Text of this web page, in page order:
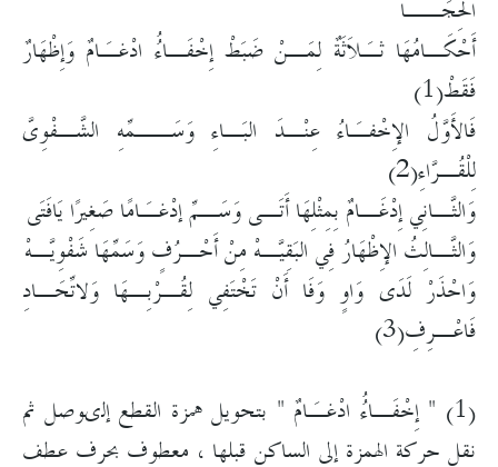
الحِجَــا
أَحْكَـامُهَا ثـَلاَثَةٌ لِمَـنْ ضَبَطْ إِخْفَـاءُُ ادْغـَامٌ وَإِظْهَارٌ
فَقَطْ(1)
فَالأَوَّلُ الإِخْفـَاءُ عِنْـدَ البَـاءِ وَسَــمِّهِ الشَّـفْوِىَّ
لِلْقُـرَّاءِ(2)
وَالثَّـانِي إِدْغَـامٌ بِمِثْلِهَا أَتَـى وَسَـمِّ إدْغـَامًا صَغِيرًا يَافَتَى
وَالثَّـالِثُ الإِظْهَارُ فِي البَقِيَّـهْ مِنْ أَحْـرُفٍ وَسَمِّهَا شَفْوِيَّـهْ
وَاحْذَرْ لَدَى وَاوٍ وَفَا أَنْ تَخْتَفِي لِقُـرْبِـهَا وَلاتِّحَـادِ
فَاعْـرِفِ(3)
(1) " إِخْفَـاءُُ ادْغـَامٌ " بتحويل همزة القطع إلىوصل ثم
نقل حركة الهمزة إلى الساكن قبلها ، معطوف بحرف عطف